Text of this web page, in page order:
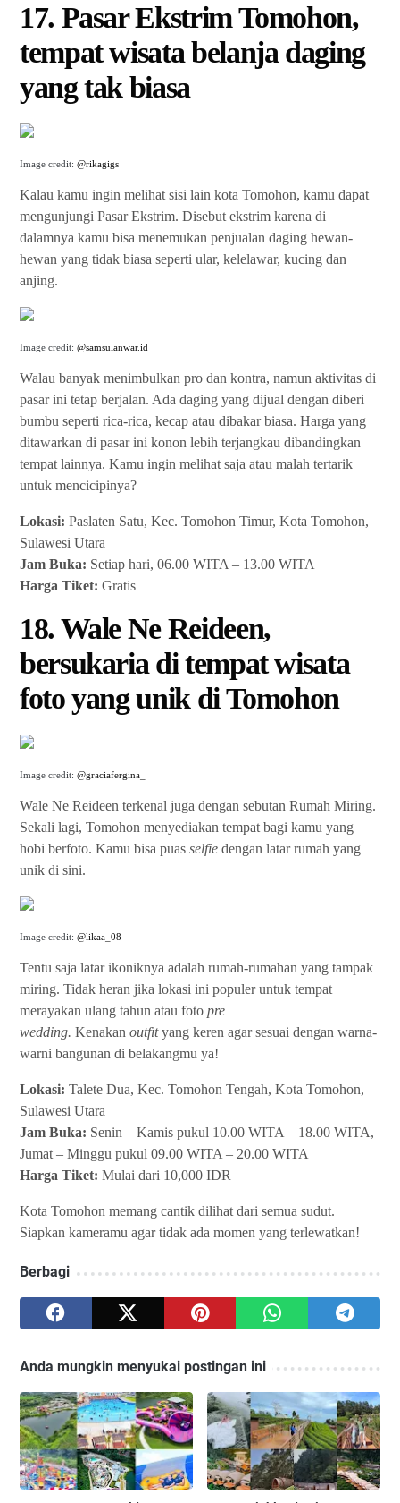
17. Pasar Ekstrim Tomohon,
tempat wisata belanja daging
yang tak biasa
Image credit: @rikagigs
Kalau kamu ingin melihat sisi lain kota Tomohon, kamu dapat
mengunjungi Pasar Ekstrim. Disebut ekstrim karena di
dalamnya kamu bisa menemukan penjualan daging hewan-
hewan yang tidak biasa seperti ular, kelelawar, kucing dan
anjing.
Image credit: @samsulanwar.id
Walau banyak menimbulkan pro dan kontra, namun aktivitas di
pasar ini tetap berjalan. Ada daging yang dijual dengan diberi
bumbu seperti rica-rica, kecap atau dibakar biasa. Harga yang
ditawarkan di pasar ini konon lebih terjangkau dibandingkan
tempat lainnya. Kamu ingin melihat saja atau malah tertarik
untuk mencicipinya?
Lokasi: Paslaten Satu, Kec. Tomohon Timur, Kota Tomohon,
Sulawesi Utara
Jam Buka: Setiap hari, 06.00 WITA – 13.00 WITA
Harga Tiket: Gratis
18. Wale Ne Reideen,
bersukaria di tempat wisata
foto yang unik di Tomohon
Image credit: @graciafergina_
Wale Ne Reideen terkenal juga dengan sebutan Rumah Miring.
Sekali lagi, Tomohon menyediakan tempat bagi kamu yang
hobi berfoto. Kamu bisa puas selfie dengan latar rumah yang
unik di sini.
Image credit: @likaa_08
Tentu saja latar ikoniknya adalah rumah-rumahan yang tampak
miring. Tidak heran jika lokasi ini populer untuk tempat
merayakan ulang tahun atau foto pre
wedding. Kenakan outfityang keren agar sesuai dengan warna-
warni bangunan di belakangmu ya!
Lokasi: Talete Dua, Kec. Tomohon Tengah, Kota Tomohon,
Sulawesi Utara
Jam Buka: Senin – Kamis pukul 10.00 WITA – 18.00 WITA,
Jumat – Minggu pukul 09.00 WITA – 20.00 WITA
Harga Tiket: Mulai dari 10,000 IDR
Kota Tomohon memang cantik dilihat dari semua sudut.
Siapkan kameramu agar tidak ada momen yang terlewatkan!
Berbagi
Anda mungkin menyukai postingan ini